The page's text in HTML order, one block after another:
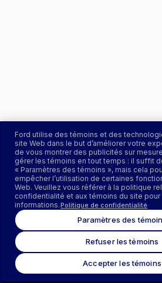
Ford utilise des témoins et des
site Web dans le but d’améliorer votre
de vous montrer des publicités sur
gérer les témoins en tout temps : il suffit
« Paramètres des témoins », mais cela
empêcher l’utilisation de certaines
Web. Veuillez vous référer à la politique
confidentialité et aux témoins du site
informations.Politique de confidentialité
Paramètres des
Refuser les témoins
Accepter les témoins